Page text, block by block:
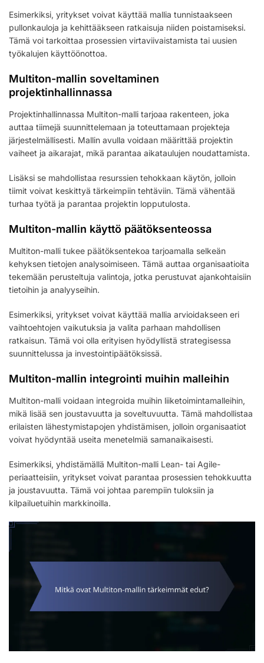
Esimerkiksi, yritykset voivat käyttää mallia tunnistaakseen
pullonkauloja ja kehittääkseen ratkaisuja niiden poistamiseksi.
Tämä voi tarkoittaa prosessien virtaviivaistamista tai uusien
työkalujen käyttöönottoa.
Multiton-mallin soveltaminen
projektinhallinnassa
Projektinhallinnassa Multiton-malli tarjoaa rakenteen, joka
auttaa tiimejä suunnittelemaan ja toteuttamaan projekteja
järjestelmällisesti. Mallin avulla voidaan määrittää projektin
vaiheet ja aikarajat, mikä parantaa aikataulujen noudattamista.
Lisäksi se mahdollistaa resurssien tehokkaan käytön, jolloin
tiimit voivat keskittyä tärkeimpiin tehtäviin. Tämä vähentää
turhaa työtä ja parantaa projektin lopputulosta.
Multiton-mallin käyttö päätöksenteossa
Multiton-malli tukee päätöksentekoa tarjoamalla selkeän
kehyksen tietojen analysoimiseen. Tämä auttaa organisaatioita
tekemään perusteltuja valintoja, jotka perustuvat ajankohtaisiin
tietoihin ja analyyseihin.
Esimerkiksi, yritykset voivat käyttää mallia arvioidakseen eri
vaihtoehtojen vaikutuksia ja valita parhaan mahdollisen
ratkaisun. Tämä voi olla erityisen hyödyllistä strategisessa
suunnittelussa ja investointipäätöksissä.
Multiton-mallin integrointi muihin malleihin
Multiton-malli voidaan integroida muihin liiketoimintamalleihin,
mikä lisää sen joustavuutta ja soveltuvuutta. Tämä mahdollistaa
erilaisten lähestymistapojen yhdistämisen, jolloin organisaatiot
voivat hyödyntää useita menetelmiä samanaikaisesti.
Esimerkiksi, yhdistämällä Multiton-malli Lean- tai Agile-
periaatteisiin, yritykset voivat parantaa prosessien tehokkuutta
ja joustavuutta. Tämä voi johtaa parempiin tuloksiin ja
kilpailuetuihin markkinoilla.